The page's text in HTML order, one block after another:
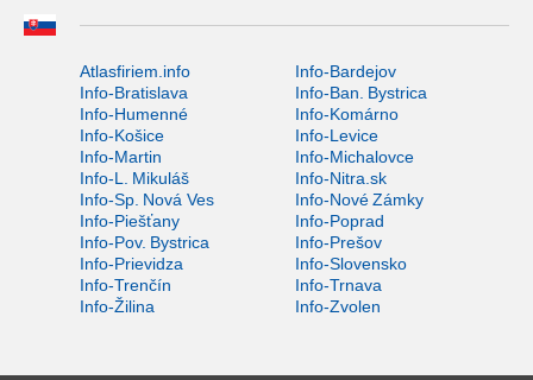
Atlasfiriem.info
Info-Bardejov
Info-Bratislava
Info-Ban. Bystrica
Info-Humenné
Info-Komárno
Info-Košice
Info-Levice
Info-Martin
Info-Michalovce
Info-L. Mikuláš
Info-Nitra.sk
Info-Sp. Nová Ves
Info-Nové Zámky
Info-Piešťany
Info-Poprad
Info-Pov. Bystrica
Info-Prešov
Info-Prievidza
Info-Slovensko
Info-Trenčín
Info-Trnava
Info-Žilina
Info-Zvolen